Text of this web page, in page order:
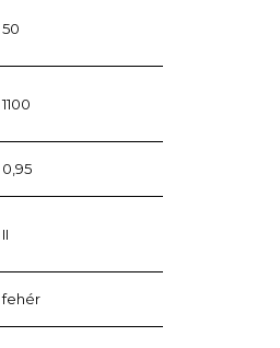
50
1100
0,95
II
fehér